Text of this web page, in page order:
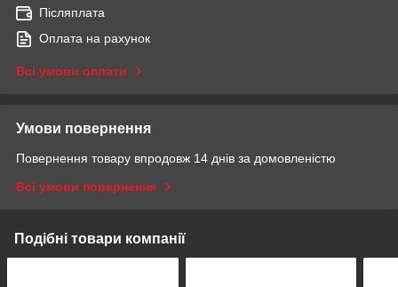
Післяплата
Оплата на рахунок
Всі умови оплати
Умови повернення
Повернення товару впродовж 14 днів за домовленістю
Всі умови повернення
Подібні товари компанії